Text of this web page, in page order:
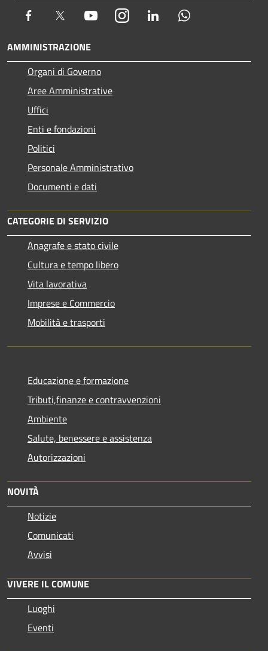
Facebook Twitter YoutubeInstagram LinkedIn
AMMINISTRAZIONE
Organi di Governo
Aree Amministrative
Uffici
Enti e fondazioni
Politici
Personale Amministrativo
Documenti e dati
CATEGORIE DI SERVIZIO
Anagrafe e stato civile
Cultura e tempo libero
Vita lavorativa
Imprese e Commercio
Mobilità e trasporti
Educazione e formazione
Tributi,finanze e contravvenzioni
Ambiente
Salute, benessere e assistenza
Autorizzazioni
NOVITÀ
Notizie
Comunicati
Avvisi
VIVERE IL COMUNE
Luoghi
Eventi